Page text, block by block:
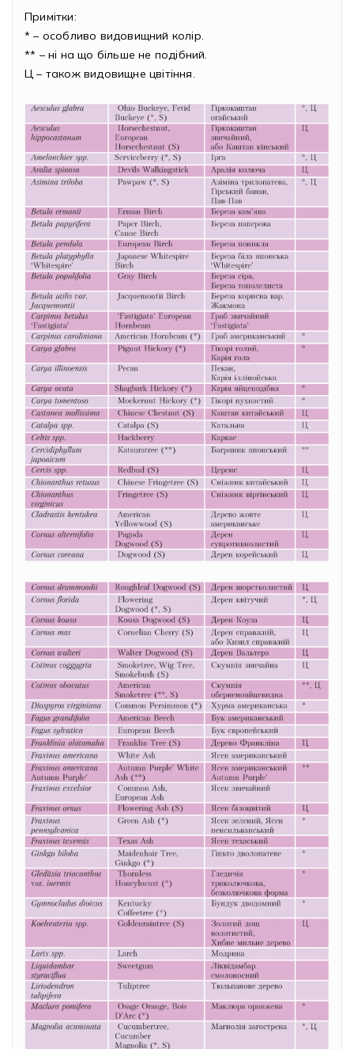
Примітки:
* – особливо видовищний колір.
** – ні на що більше не подібний.
Ц – також видовищне цвітіння.